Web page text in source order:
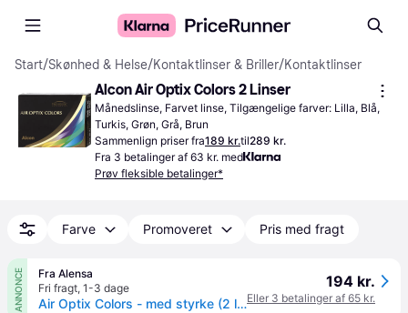
Start/Skønhed & Helse/Kontaktlinser & Briller/Kontaktlinser
Alcon Air Optix Colors 2 Linser
Månedslinse, Farvet linse, Tilgængelige farver: Lilla, Blå,
Turkis, Grøn, Grå, Brun
Sammenlign priser fra189 kr.til289 kr.
Fra 3 betalinger af 63 kr. med
Prøv fleksible betalinger*
Farve Promoveret Pris med fragt
ANNONCE
Fra Alensa
Fri fragt, 1-3 dage
Air Optix Colors - med styrke (2 linser) Amethyst
194 kr.
Eller 3 betalinger af 65 kr.